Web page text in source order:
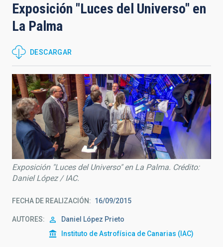
navegación
Exposición "Luces del Universo" en
La Palma
DESCARGAR
Exposición "Luces del Universo" en La Palma. Crédito:
Daniel López / IAC.
FECHA DE REALIZACIÓN 16/09/2015
AUTORES
Daniel López Prieto
Instituto de Astrofísica de Canarias (IAC)